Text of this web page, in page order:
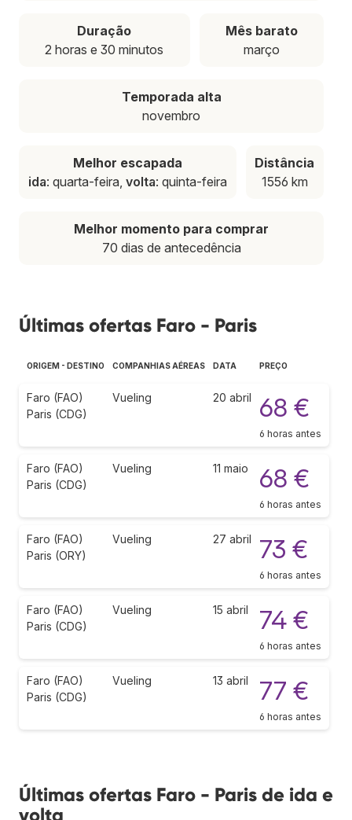
Duração
2 horas e 30 minutos
Mês barato
março
Temporada alta
novembro
Melhor escapada
ida: quarta-feira, volta: quinta-feira
Distância
1556 km
Melhor momento para comprar
70 dias de antecedência
Últimas ofertas Faro - Paris
ORIGEM - DESTINO COMPANHIAS AÉREAS DATA PREÇO
Faro (FAO)
Paris (CDG)
Vueling 20 abril 68 €
6 horas antes
Faro (FAO)
Paris (CDG)
Vueling 11 maio 68 €
6 horas antes
Faro (FAO)
Paris (ORY)
Vueling 27 abril 73 €
6 horas antes
Faro (FAO)
Paris (CDG)
Vueling 15 abril 74 €
6 horas antes
Faro (FAO)
Paris (CDG)
Vueling 13 abril 77 €
6 horas antes
Últimas ofertas Faro - Paris de ida e
volta